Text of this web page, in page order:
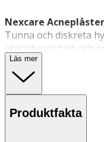
Nexcare
Tunna och diskreta
absorberar talg och
Nexcare™
tillverkade av
och orenheter från
som ett skyddande
Läs mer
Produktfakta